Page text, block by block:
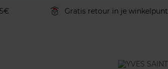
Gratis retour in je winkelpunt
Marque